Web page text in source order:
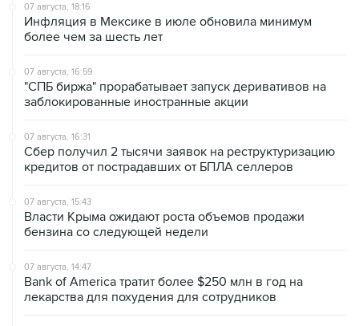
07 августа, 18:16
Инфляция в Мексике в июле обновила минимум
более чем за шесть лет
07 августа, 16:59
"СПБ биржа" прорабатывает запуск деривативов на
заблокированные иностранные акции
07 августа, 16:31
Сбер получил 2 тысячи заявок на реструктуризацию
кредитов от пострадавших от БПЛА селлеров
07 августа, 15:43
Власти Крыма ожидают роста объемов продажи
бензина со следующей недели
07 августа, 14:47
Bank of America тратит более $250 млн в год на
лекарства для похудения для сотрудников